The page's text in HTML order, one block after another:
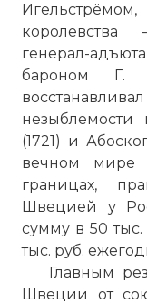
генерал-
бароном Г.
незыблемости
(1721) и
вечном мире
границах,
Швецией у
сумму в 50
тыс. руб.
Главным
Швеции от